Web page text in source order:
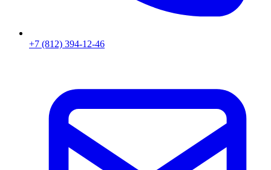
+7 (812) 394-12-46